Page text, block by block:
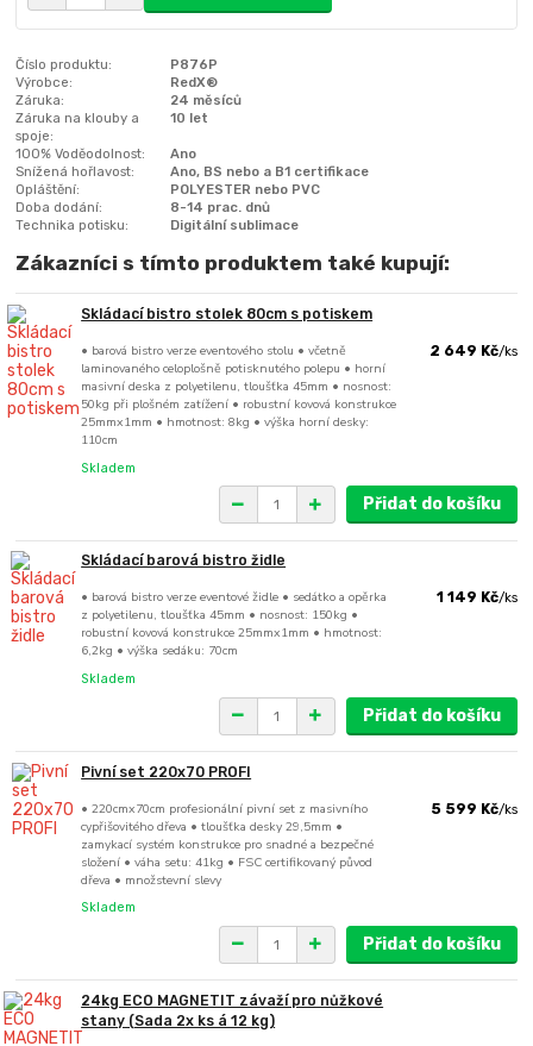
Číslo produktu:
P876P
Výrobce:
RedX®
Záruka:
24 měsíců
Záruka na klouby a
spoje:
10 let
100% Voděodolnost:
Ano
Snížená hořlavost:
Ano, BS nebo a B1 certifikace
Opláštění:
POLYESTER nebo PVC
Doba dodání:
8-14 prac. dnů
Technika potisku:
Digitální sublimace
Zákazníci s tímto produktem také kupují:
Skládací bistro stolek 80cm s potiskem
• barová bistro verze eventového stolu • včetně
laminovaného celoplošně potisknutého polepu • horní
masivní deska z polyetilenu, tloušťka 45mm • nosnost:
50kg při plošném zatížení • robustní kovová konstrukce
25mmx1mm • hmotnost: 8kg • výška horní desky:
110cm
2 649 Kč/ks
Skladem
Přidat do košíku
Skládací barová bistro židle
• barová bistro verze eventové židle • sedátko a opěrka
z polyetilenu, tloušťka 45mm • nosnost: 150kg •
robustní kovová konstrukce 25mmx1mm • hmotnost:
6,2kg • výška sedáku: 70cm
1 149 Kč/ks
Skladem
Přidat do košíku
Pivní set 220x70 PROFI
• 220cmx70cm profesionální pivní set z masivního
cypřišovitého dřeva • tloušťka desky 29,5mm •
zamykací systém konstrukce pro snadné a bezpečné
složení • váha setu: 41kg • FSC certifikovaný původ
dřeva • množstevní slevy
5 599 Kč/ks
Skladem
Přidat do košíku
24kg ECO MAGNETIT závaží pro nůžkové
stany (Sada 2x ks á 12 kg)